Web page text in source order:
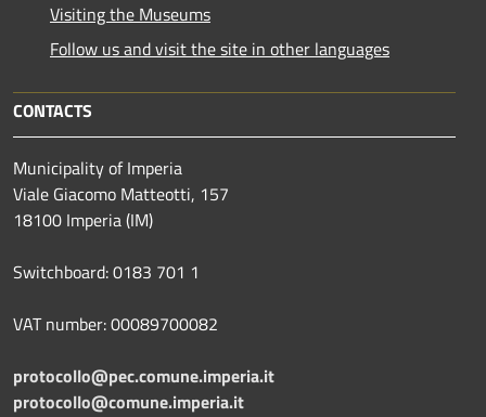
Visiting the Museums
Follow us and visit the site in other languages
CONTACTS
Municipality of Imperia
Viale Giacomo Matteotti, 157
18100 Imperia (IM)
Switchboard: 0183 701 1
VAT number: 00089700082
protocollo@pec.comune.imperia.it
protocollo@comune.imperia.it